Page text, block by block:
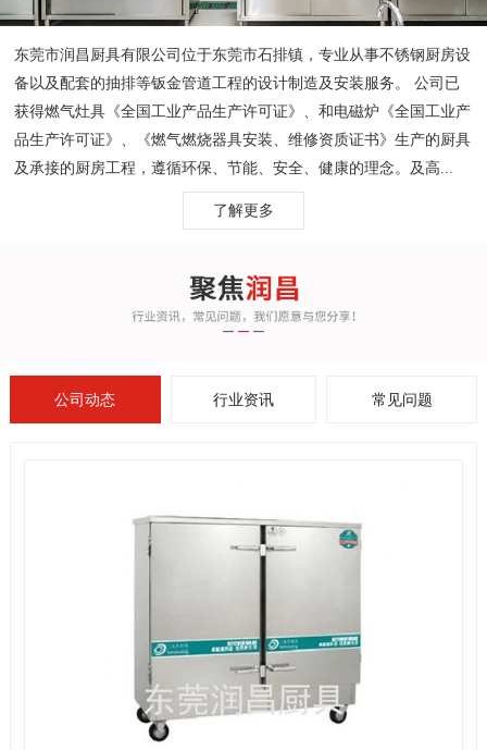
东莞市润昌厨具有限公司位于东莞市石排镇，专业从事不锈钢厨房设
备以及配套的抽排等钣金管道工程的设计制造及安装服务。 公司已
获得燃气灶具《全国工业产品生产许可证》、和电磁炉《全国工业产
品生产许可证》、《燃气燃烧器具安装、维修资质证书》生产的厨具
及承接的厨房工程，遵循环保、节能、安全、健康的理念。及高...
了解更多
公司动态 行业资讯 常见问题